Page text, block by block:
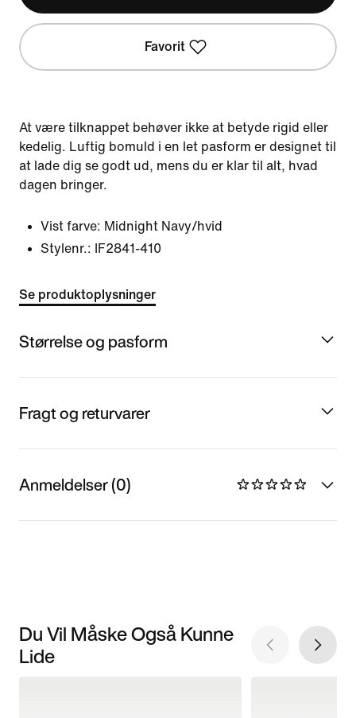
Favorit
At være tilknappet behøver ikke at betyde rigid eller
kedelig. Luftig bomuld i en let pasform er designet til
at lade dig se godt ud, mens du er klar til alt, hvad
dagen bringer.
Vist farve: Midnight Navy/hvid
Stylenr.:
IF2841-410
Se produktoplysninger
Størrelse og pasform
Fragt og returvarer
Anmeldelser (0)
Du Vil Måske Også Kunne
Lide